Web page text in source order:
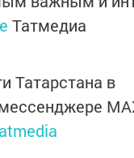
Татмедиа
Татарстана в